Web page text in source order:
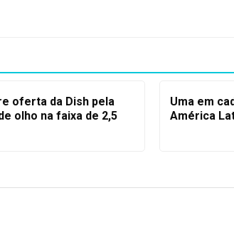
oferta da Dish pela
olho na faixa de 2,5
Uma em
América